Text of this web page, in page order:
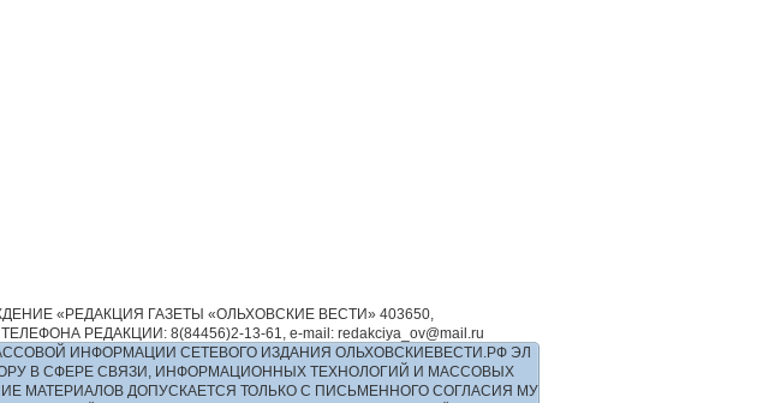
«РЕДАКЦИЯ ГАЗЕТЫ «ОЛЬХОВСКИЕ ВЕСТИ» 403650,
РЕДАКЦИИ: 8(84456)2-13-61, e-mail: redakciya_ov@mail.ru
ИНФОРМАЦИИ СЕТЕВОГО ИЗДАНИЯ ОЛЬХОВСКИЕВЕСТИ.РФ ЭЛ
В СФЕРЕ СВЯЗИ, ИНФОРМАЦИОННЫХ ТЕХНОЛОГИЙ И МАССОВЫХ
МАТЕРИАЛОВ ДОПУСКАЕТСЯ ТОЛЬКО С ПИСЬМЕННОГО СОГЛАСИЯ МУ